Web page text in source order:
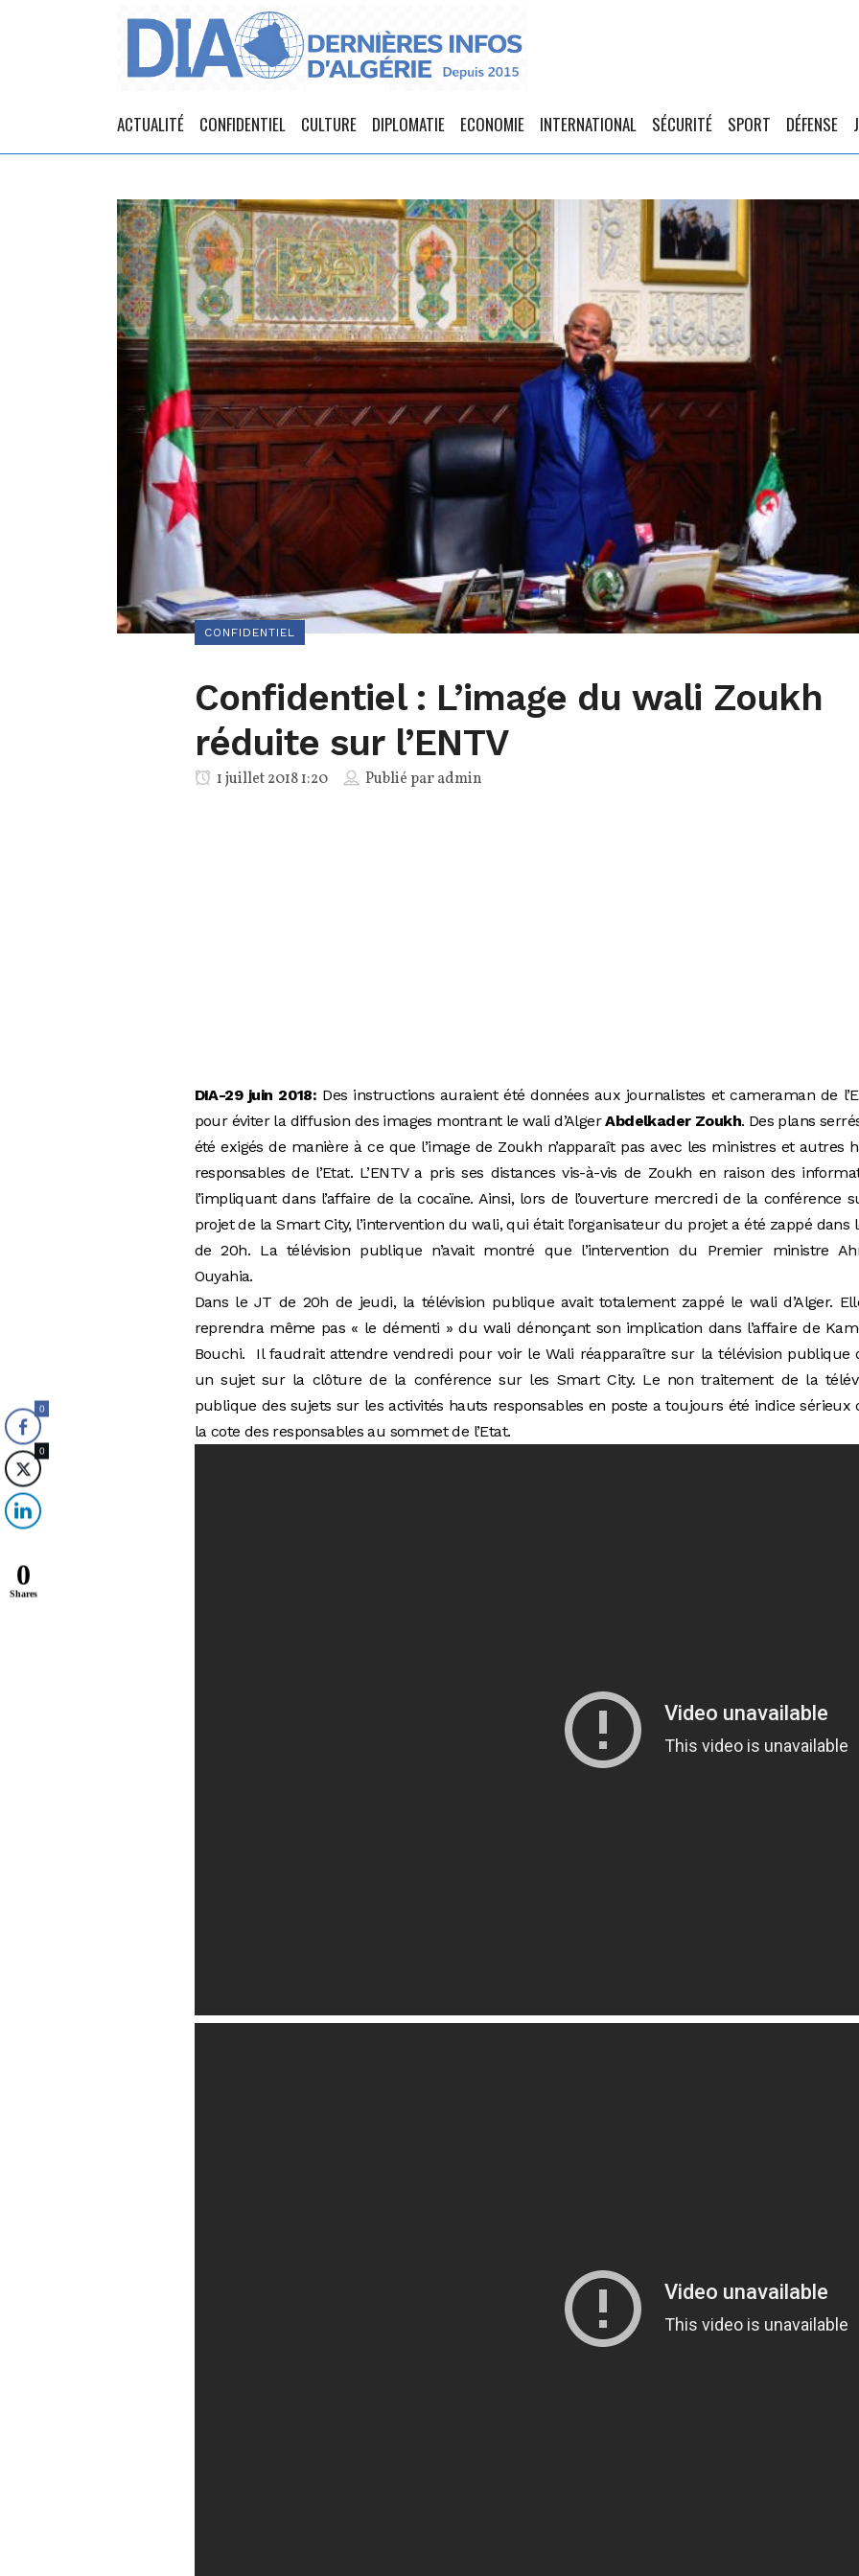
ACTUALITÉ CONFIDENTIEL CULTURE DIPLOMATIE ECONOMIE INTERNATIONAL SÉCURITÉ SPORT DÉFENSE
CONFIDENTIEL
Confidentiel : L’image du wali Zoukh
réduite sur l’ENTV
1 juillet 2018 1:20 Publié paradmin
DIA-29 juin 2018: Des instructions auraient été données aux journalistes et cameraman de
pour éviter la diffusion des images montrant le wali d’AlgerAbdelkader Zoukh. Des plans
été exigés de manière à ce que l’image de Zoukh n’apparaît pas avec les ministres et autres
responsables de l’Etat. L’ENTV a pris ses distances vis-à-vis de Zoukh en raison des
l’impliquant dans l’affaire de la cocaïne. Ainsi, lors de l’ouverture mercredi de la conférence
projet de la Smart City, l’intervention du wali, qui était l’organisateur du projet a été zappé dans
de 20h. La télévision publique n’avait montré que l’intervention du Premier ministre
Ouyahia.
Dans le JT de 20h de jeudi, la télévision publique avait totalement zappé le wali d’Alger.
reprendra même pas « le démenti » du wali dénonçant son implication dans l’affaire de
Bouchi. Il faudrait attendre vendredi pour voir le Wali réapparaître sur la télévision publique
un sujet sur la clôture de la conférence sur les Smart City. Le non traitement de la
publique des sujets sur les activités hauts responsables en poste a toujours été indice sérieux
la cote des responsables au sommet de l’Etat.
0
0
0
Shares